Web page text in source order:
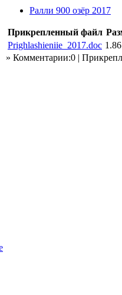
Ралли 900 озёр 2017
Прикрепленный файл
Prighlashieniie_2017.doc
» Комментарии:0 |